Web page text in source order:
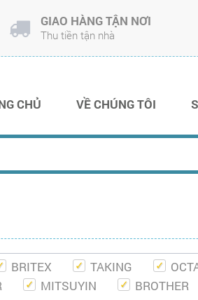
GIAO HÀNG TẬN NƠI
Thu tiền tận nhà
CHỦ VỀ CHÚNG TÔI
BRITEX TAKING
MITSUYIN BROTHER